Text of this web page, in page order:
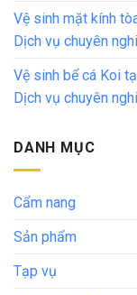
Vệ sinh mặt kính
Dịch vụ chuyên
Vệ sinh bể cá Koi
Dịch vụ chuyên
DANH MỤC
Cẩm nang
Sản phẩm
Tạp vụ